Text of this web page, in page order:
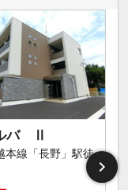
バ Ⅱ
本線「長野」駅徒